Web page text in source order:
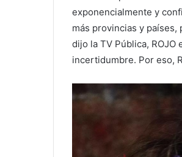
exponencialmente y
más provincias y
dijo la TV Pública,
incertidumbre. Por eso,